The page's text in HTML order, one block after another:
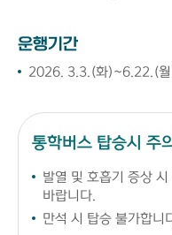
운행기간
2026. 3.3.(화)~6.22.(
통학버스 탑승시 주
발열 및 호흡기 증상 시
바랍니다.
만석 시 탑승 불가합니